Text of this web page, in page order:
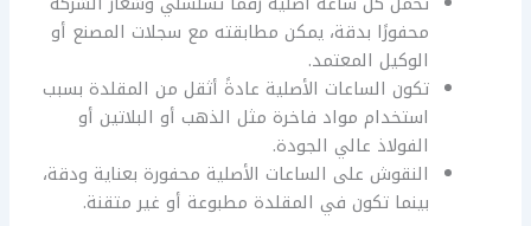
محفورًا بدقة، يمكن مطابقته مع سجلات المصنع أو
الوكيل المعتمد.
تكون الساعات الأصلية عادةً أثقل من المقلدة بسبب
استخدام مواد فاخرة مثل الذهب أو البلاتين أو
الفولاذ عالي الجودة.
النقوش على الساعات الأصلية محفورة بعناية ودقة،
بينما تكون في المقلدة مطبوعة أو غير متقنة.